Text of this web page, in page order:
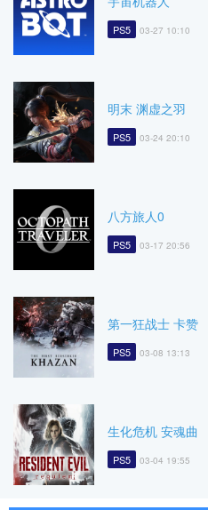
PS5 03-27 10:10
明末 渊虚之羽
PS5 03-24 20:10
八方旅人0
PS5 03-17 20:56
第一狂战士 卡赞
PS5 03-08 13:13
生化危机 安魂曲
PS5 03-04 19:55